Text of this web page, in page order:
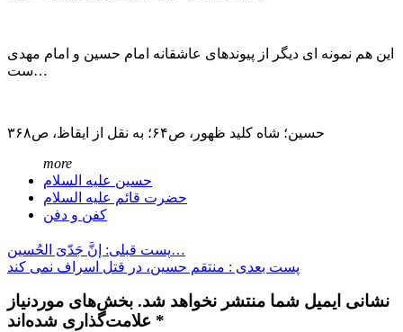
این هم نمونه ای دیگر از پیوندهای عاشقانه امام حسین و امام مهدی
ست…
حسین؛ شاه کلید ظهور، ص۶۴؛ به نقل از ایقاظ، ص۳۶۸
more
حسین علیه السلام
حضرت قائم علیه السلام
کفن و دفن
پست قبلی: إنَّ جَدّیَ الحُسین…
پست بعدی : منتقم حسین، در قتل اسراف نمی کند
نشانی ایمیل شما منتشر نخواهد شد. بخش‌های موردنیاز
علامت‌گذاری شده‌اند *